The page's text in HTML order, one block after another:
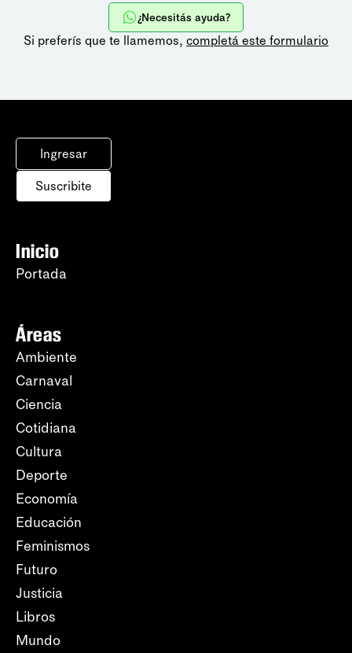
¿Necesitás ayuda?
Si preferís que te llamemos, completá este formulario
Ingresar
Suscribite
Inicio
Portada
Áreas
Ambiente
Carnaval
Ciencia
Cotidiana
Cultura
Deporte
Economía
Educación
Feminismos
Futuro
Justicia
Libros
Mundo